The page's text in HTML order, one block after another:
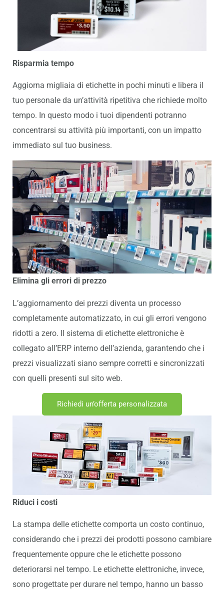
Risparmia tempo
Aggiorna migliaia di etichette in pochi minuti e libera il
tuo personale da un’attività ripetitiva che richiede molto
tempo. In questo modo i tuoi dipendenti potranno
concentrarsi su attività più importanti, con un impatto
immediato sul tuo business.
Elimina gli errori di prezzo
L’aggiornamento dei prezzi diventa un processo
completamente automatizzato, in cui gli errori vengono
ridotti a zero. Il sistema di etichette elettroniche è
collegato all’ERP interno dell’azienda, garantendo che i
prezzi visualizzati siano sempre corretti e sincronizzati
con quelli presenti sul sito web.
Richiedi un’offerta personalizzata
Riduci i costi
La stampa delle etichette comporta un costo continuo,
considerando che i prezzi dei prodotti possono cambiare
frequentemente oppure che le etichette possono
deteriorarsi nel tempo. Le etichette elettroniche, invece,
sono progettate per durare nel tempo, hanno un basso